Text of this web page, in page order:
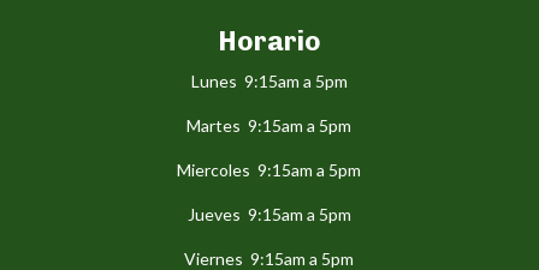
Horario
Lunes 9:15am a 5pm
Martes 9:15am a 5pm
Miercoles 9:15am a 5pm
Jueves 9:15am a 5pm
Viernes 9:15am a 5pm